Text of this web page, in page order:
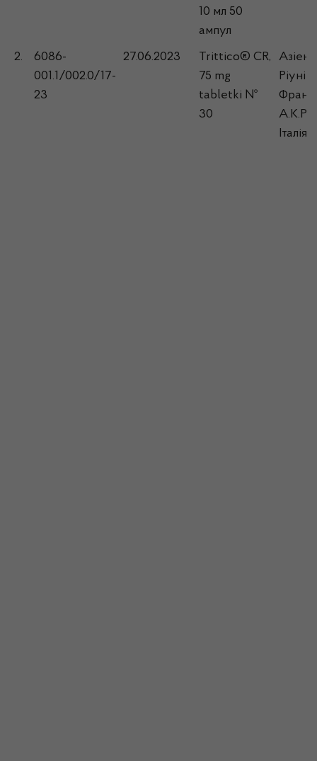
10 мл 50
ампул
2.
6086-
001.1/002.0/17-
23
27.06.2023
Trittico® CR,
75 mg
tabletki №
30
Італія